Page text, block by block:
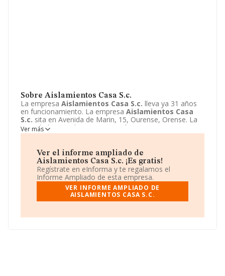
Sobre Aislamientos Casa S.c.
La empresa Aislamientos Casa S.c. lleva ya 31 años
en funcionamiento. La empresa Aislamientos Casa
S.c. sita en Avenida de Marin, 15, Ourense, Orense. La
actividad CNAE de esta compañía es 4324 - Otras
instalaciones en obras de construcción. La emprea
Ver más
Ver el informe ampliado de
Aislamientos Casa S.c. ¡Es gratis!
Regístrate en eInforma y te regalamos el
Informe Ampliado de esta empresa.
VER INFORME AMPLIADO DE
AISLAMIENTOS CASA S.C.